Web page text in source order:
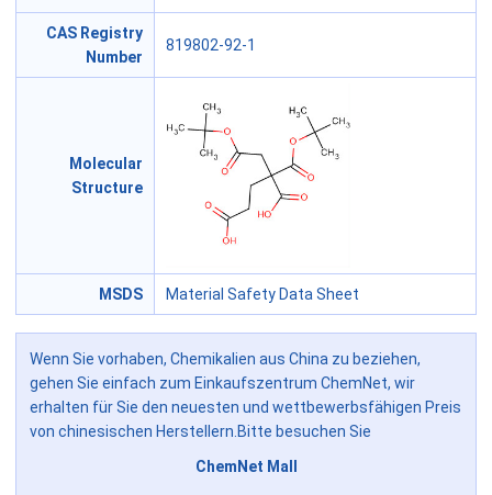
CAS Registry
Number
819802-92-1
Molecular
Structure
MSDS Material Safety Data Sheet
Wenn Sie vorhaben, Chemikalien aus China zu beziehen,
gehen Sie einfach zum Einkaufszentrum ChemNet, wir
erhalten für Sie den neuesten und wettbewerbsfähigen Preis
von chinesischen Herstellern.Bitte besuchen Sie
ChemNet Mall